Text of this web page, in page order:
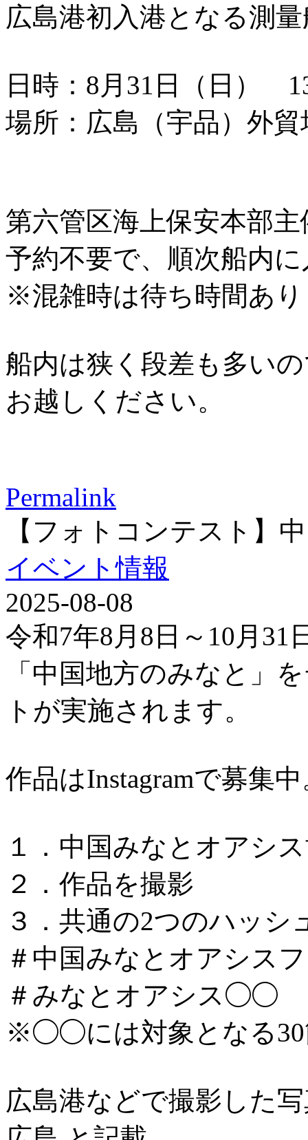
広島港初入港となる測
日時：8月31日（日）
場所：広島（宇品）外
第六管区海上保安本部
予約不要で、順次船内
※混雑時は待ち時間あり
船内は狭く段差も多い
お越しください。
Permalink
【フォトコンテスト】
イベント情報
2025-08-08
令和7年8月8日～10月31
「中国地方のみなと」
トが実施されます。
作品はInstagramで募集
１．中国みなとオアシ
２．作品を撮影
３．共通の2つのハッシ
＃中国みなとオアシス
＃みなとオアシス◯◯
※◯◯には対象となる30
広島港などで撮影した